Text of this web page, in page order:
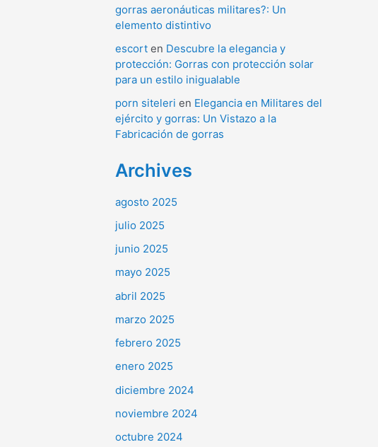
gorras aeronáuticas militares?: Un
elemento distintivo
escort en Descubre la elegancia y
protección: Gorras con protección solar
para un estilo inigualable
porn siteleri en Elegancia en Militares del
ejército y gorras: Un Vistazo a la
Fabricación de gorras
Archives
agosto 2025
julio 2025
junio 2025
mayo 2025
abril 2025
marzo 2025
febrero 2025
enero 2025
diciembre 2024
noviembre 2024
octubre 2024